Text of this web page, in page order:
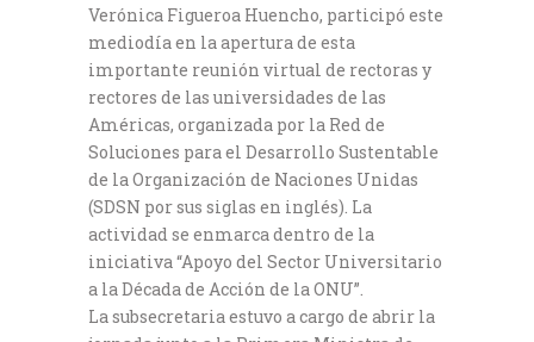
Verónica Figueroa Huencho, participó este
mediodía en la apertura de esta
importante reunión virtual de rectoras y
rectores de las universidades de las
Américas, organizada por la Red de
Soluciones para el Desarrollo Sustentable
de la Organización de Naciones Unidas
(SDSN por sus siglas en inglés). La
actividad se enmarca dentro de la
iniciativa “Apoyo del Sector Universitario
a la Década de Acción de la ONU”.
La subsecretaria estuvo a cargo de abrir la